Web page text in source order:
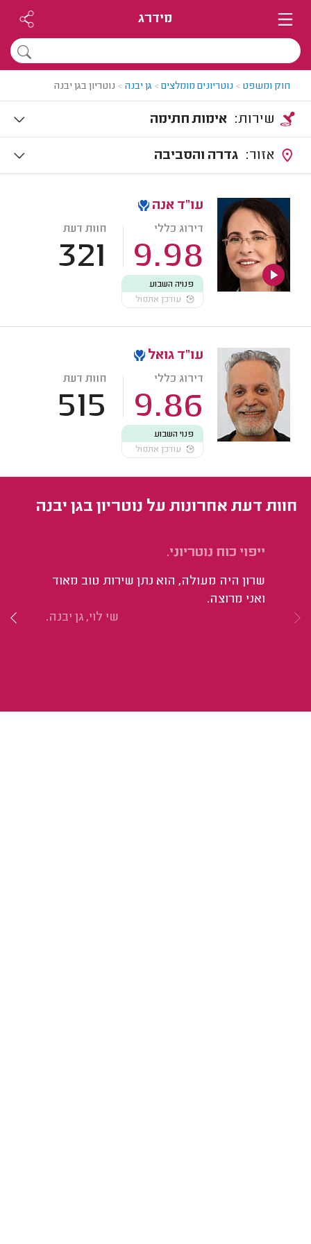
מידרג
חוק ומשפט > נוטריונים מומלצים> גן יבנה > נוטריון בגן יבנה
אימות חתימה
גדרה והסביבה
עו"ד אנה
דירוג כללי
9.98
חוות דעת
321
פנויה השבוע
עודכן אתמול
עו"ד גואל
דירוג כללי
9.86
חוות דעת
515
פנוי השבוע
עודכן אתמול
חוות דעת אחרונות על נוטריון בגן יבנה
ייפוי כוח נוטריוני.
שרון היה מעולה, הוא נתן שירות טוב מאוד
ואני מרוצה.
שי לוי, גן יבנה.